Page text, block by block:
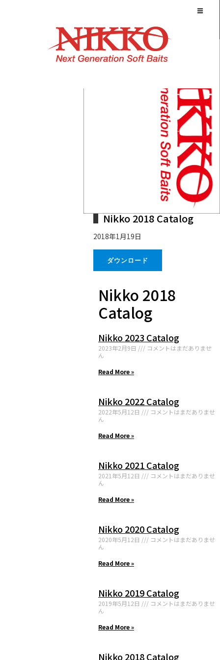
Nikko 2018 Catalog
2018年1月19日
ダウンロード
Nikko 2018
Catalog
Nikko 2023 Catalog
2023年2月9日
コメントはまだありませ
ん
Read More »
Nikko 2022 Catalog
2022年5月12日
コメントはまだありませ
ん
Read More »
Nikko 2021 Catalog
2021年5月12日
コメントはまだありませ
ん
Read More »
Nikko 2020 Catalog
2020年5月12日
コメントはまだありませ
ん
Read More »
Nikko 2019 Catalog
2019年5月12日
コメントはまだありませ
ん
Read More »
Nikko 2018 Catalog